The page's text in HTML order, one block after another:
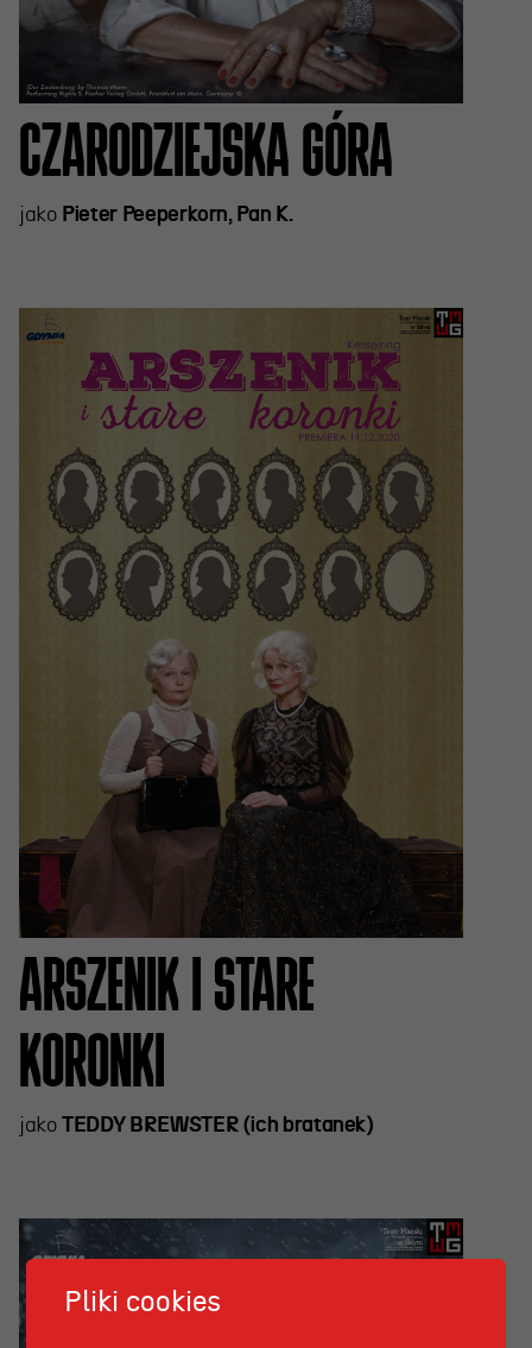
CZARODZIEJSKA GÓRA
jako Pieter Peeperkorn, Pan K.
ARSZENIK I STARE
KORONKI
jakoTEDDY BREWSTER (ich bratanek)
Pliki cookies